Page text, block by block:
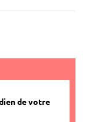
de votre